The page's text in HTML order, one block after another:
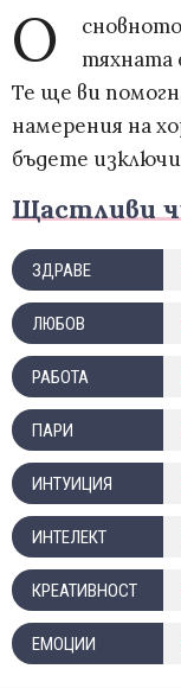
О
тяхната
Те ще ви
намерения на
бъдете
Щастливи
ЗДРАВЕ
ЛЮБОВ
РАБОТА
ПАРИ
ИНТУИЦИЯ
ИНТЕЛЕКТ
КРЕАТИВНОСТ
ЕМОЦИИ